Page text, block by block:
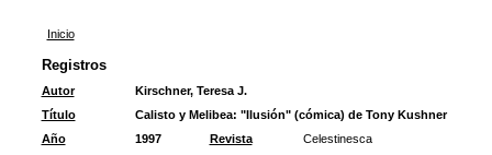
Inicio
Registros
Autor
Kirschner, Teresa J.
Título
Calisto y Melibea: "Ilusión" (cómica) de Tony Kushner
Año
1997 Revista
Celestinesca